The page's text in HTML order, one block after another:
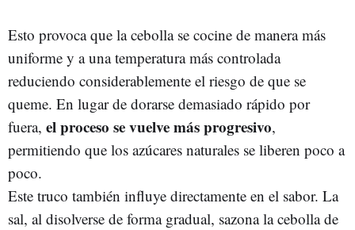
Esto provoca que la cebolla se cocine de manera más
uniforme y a una temperatura más controlada
reduciendo considerablemente el riesgo de que se
queme. En lugar de dorarse demasiado rápido por
fuera, el proceso se vuelve más progresivo,
permitiendo que los azúcares naturales se liberen poco a
poco.
Este truco también influye directamente en el sabor. La
sal, al disolverse de forma gradual, sazona la cebolla de